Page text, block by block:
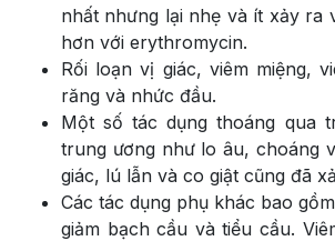
nhất nhưng lại nhẹ và ít xảy ra
hơn với erythromycin.
Rối loạn vị giác, viêm miệng,
răng và nhức đầu.
Một số tác dụng thoáng qua
trung ương như lo âu, choáng
giác, lú lẫn và co giật cũng đã
Các tác dụng phụ khác bao
giảm bạch cầu và tiểu cầu.